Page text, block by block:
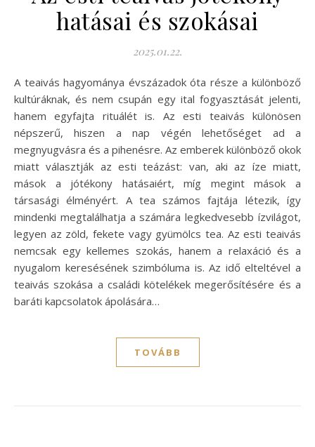
hatásai és szokásai
2025.01.22.
A teaivás hagyománya évszázadok óta része a különböző
kultúráknak, és nem csupán egy ital fogyasztását jelenti,
hanem egyfajta rituálét is. Az esti teaivás különösen
népszerű, hiszen a nap végén lehetőséget ad a
megnyugvásra és a pihenésre. Az emberek különböző okok
miatt választják az esti teázást: van, aki az íze miatt,
mások a jótékony hatásaiért, míg megint mások a
társasági élményért. A tea számos fajtája létezik, így
mindenki megtalálhatja a számára legkedvesebb ízvilágot,
legyen az zöld, fekete vagy gyümölcs tea. Az esti teaivás
nemcsak egy kellemes szokás, hanem a relaxáció és a
nyugalom keresésének szimbóluma is. Az idő elteltével a
teaivás szokása a családi kötelékek megerősítésére és a
baráti kapcsolatok ápolására…
TOVÁBB